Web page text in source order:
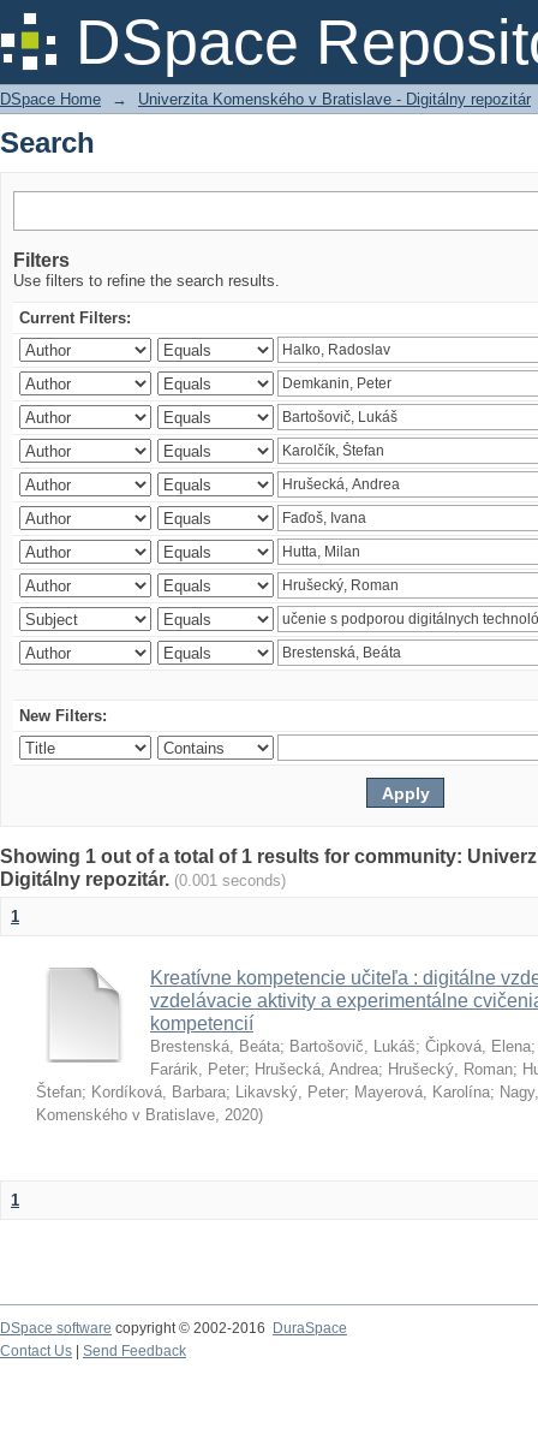
DSpace
Search
DSpace Home → Univerzita Komenského v Bratislave - Digitálny repozitár
Search
Filters
Use filters to refine the search results.
Current Filters:
New Filters:
Showing 1 out of a total of 1 results for community:
Digitálny repozitár. (0.001 seconds)
1
Kreatívne kompetencie učiteľa : digitálne
vzdelávacie aktivity a experimentálne
kompetencií
Brestenská, Beáta; Bartošovič, Lukáš; Čipková, Elena
Farárik, Peter; Hrušecká, Andrea; Hrušecký, Roman;
Štefan; Kordíková, Barbara; Likavský, Peter; Mayerová, Karolína;
Komenského v Bratislave, 2020)
1
DSpace software copyright © 2002-2016
DuraSpace
Contact Us
Send Feedback